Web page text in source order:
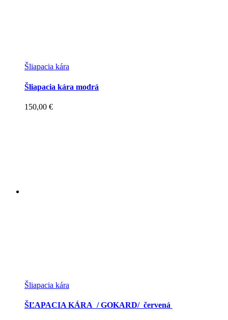
Šliapacia kára
Šliapacia kára modrá
150,00 €
Šliapacia kára
ŠĽAPACIA KÁRA / GOKARD/ červená